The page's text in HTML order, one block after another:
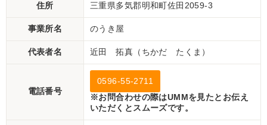
住所 三重県多気郡明和町佐田2059-3
事業所名 のうき屋
代表者名 近田 拓真（ちかだ たくま）
電話番号
0596-55-2711
※お問合わせの際はUMMを見たとお伝え
いただくとスムーズです。